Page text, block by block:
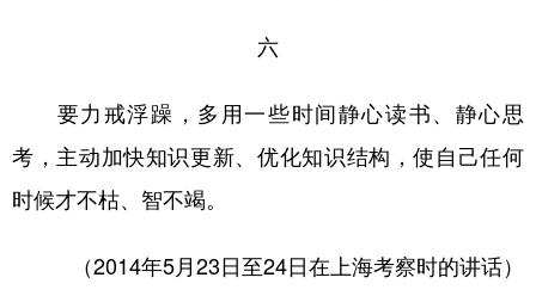
六
要力戒浮躁，多用一些时间静心读书、静心思
考，主动加快知识更新、优化知识结构，使自己任何
时候才不枯、智不竭。
（2014年5月23日至24日在上海考察时的讲话）